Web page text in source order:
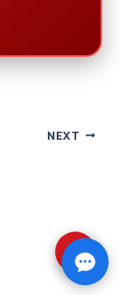
NEXT
⇧